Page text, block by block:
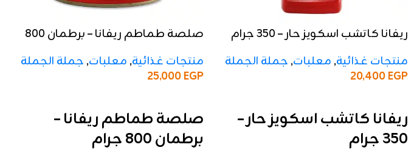
ريفانا كاتشب اسكويز حار – 350 جرام
منتجات غذائية, معلبات, جملة الجملة
20,400EGP
ريفانا كاتشب اسكويز حار –
350 جرام
صلصة طماطم ريفانا – برطمان 800
منتجات غذائية, معلبات, جملة الجملة
25,000EGP
صلصة طماطم ريفانا –
برطمان 800 جرام